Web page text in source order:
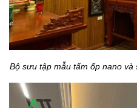
Bộ sưu tập mẫu tấm ốp nano